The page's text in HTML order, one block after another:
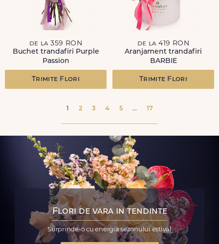
de la 359 RON
Buchet trandafiri Purple
Passion
Trimite Flori
de la 419 RON
Aranjament trandafiri
BARBIE
Trimite Flori
1 2 3 4 5 ... 17
Flori de vara in tendinte
Surprinde-o cu energia sezonului estival